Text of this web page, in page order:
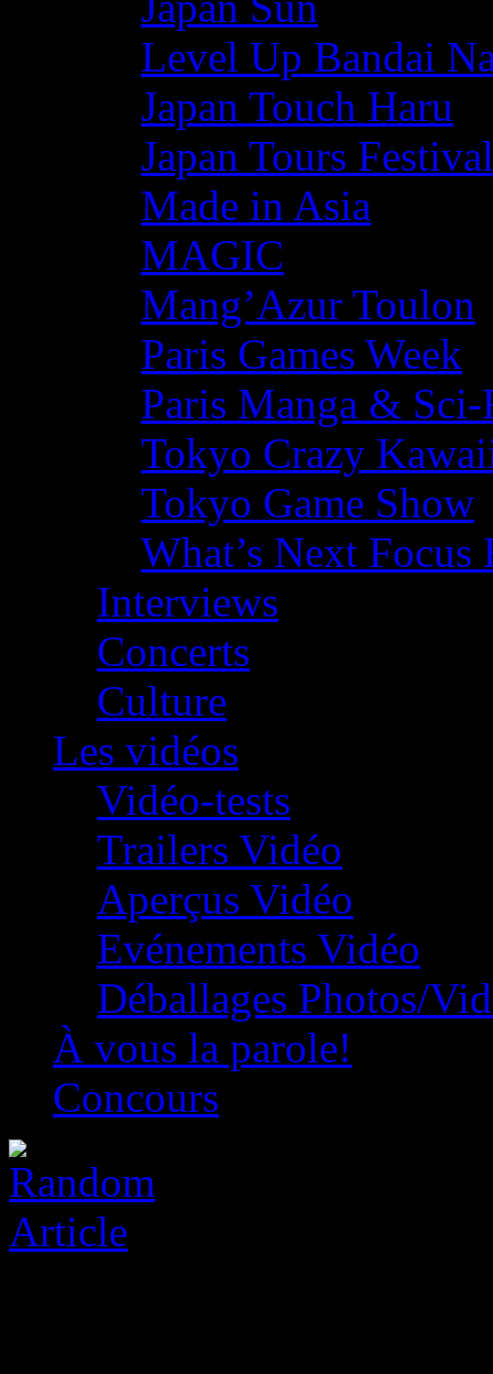
Level Up Bandai
Japan Touch Haru
Japan Tours Festival
Made in Asia
MAGIC
Mang’Azur Toulon
Paris Games Week
Paris Manga &
Tokyo Crazy
Tokyo Game Show
What’s Next
Interviews
Concerts
Culture
Les vidéos
Vidéo-tests
Trailers Vidéo
Aperçus Vidéo
Evénements Vidéo
Déballages Photos/
À vous la parole!
Concours